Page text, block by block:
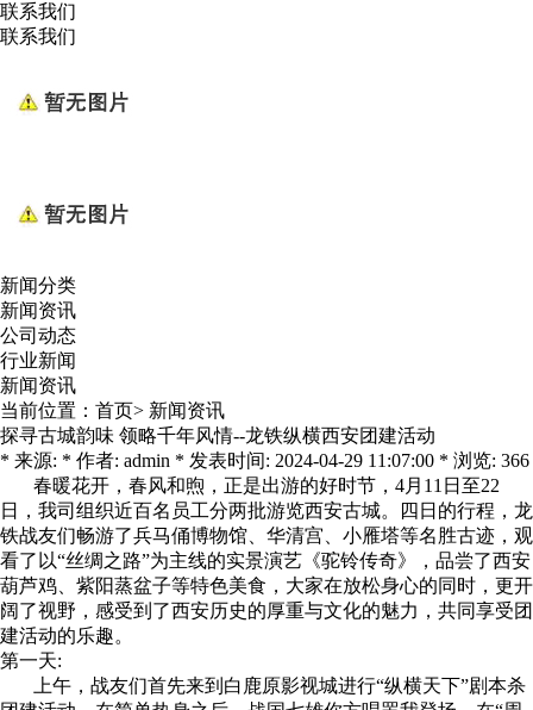
联系我们
联系我们
新闻分类
新闻资讯
公司动态
行业新闻
新闻资讯
当前位置： 首页> 新闻资讯
探寻古城韵味 领略千年风情--龙铁纵横西安团建活动
* 来源: * 作者: admin * 发表时间: 2024-04-29 11:07:00 * 浏览: 366
春暖花开，春风和煦，正是出游的好时节，4月11日至22
日，我司组织近百名员工分两批游览西安古城。四日的行程，龙
铁战友们畅游了兵马俑博物馆、华清宫、小雁塔等名胜古迹，观
看了以“丝绸之路”为主线的实景演艺《驼铃传奇》，品尝了西安
葫芦鸡、紫阳蒸盆子等特色美食，大家在放松身心的同时，更开
阔了视野，感受到了西安历史的厚重与文化的魅力，共同享受团
建活动的乐趣。
第一天:
上午，战友们首先来到白鹿原影视城进行“纵横天下”剧本杀